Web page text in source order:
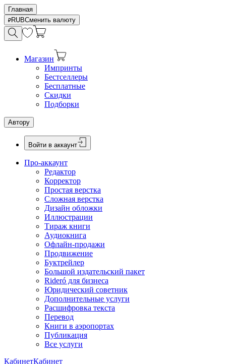
Главная
RUBСменить валюту
Магазин
Импринты
Бестселлеры
Бесплатные
Скидки
Подборки
Автору
Войти в аккаунт
Про-аккаунт
Редактор
Корректор
Простая верстка
Сложная верстка
Дизайн обложки
Иллюстрации
Тираж книги
Аудиокнига
Офлайн-продажи
Продвижение
Буктрейлер
Большой издательский пакет
Rideró для бизнеса
Юридический советник
Дополнительные услуги
Расшифровка текста
Перевод
Книги в аэропортах
Публикация
Все услуги
КабинетКабинет